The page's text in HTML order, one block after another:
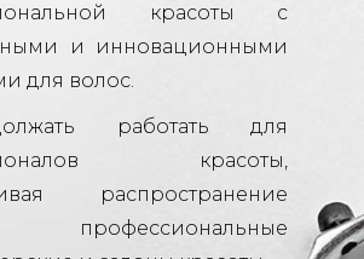
красоты с
и инновационными
для волос.
работать для
красоты,
распространение